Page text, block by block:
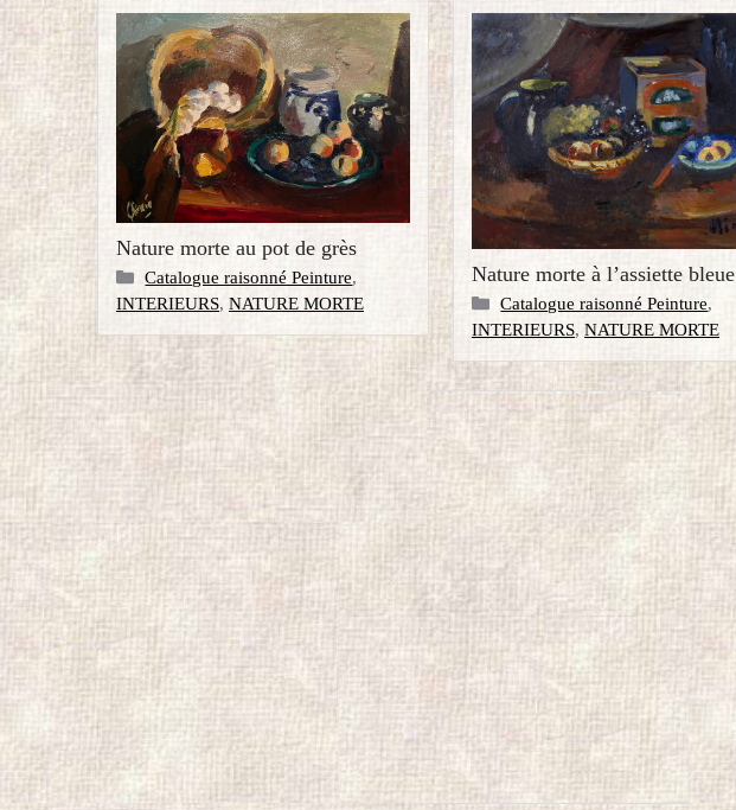
Nature morte au pot de grès
Catégories
Catalogue raisonné Peinture,
INTERIEURS, NATURE MORTE
Nature morte à l’assiette bleue
Catégories
Catalogue raisonné Peinture,
INTERIEURS, NATURE MORTE